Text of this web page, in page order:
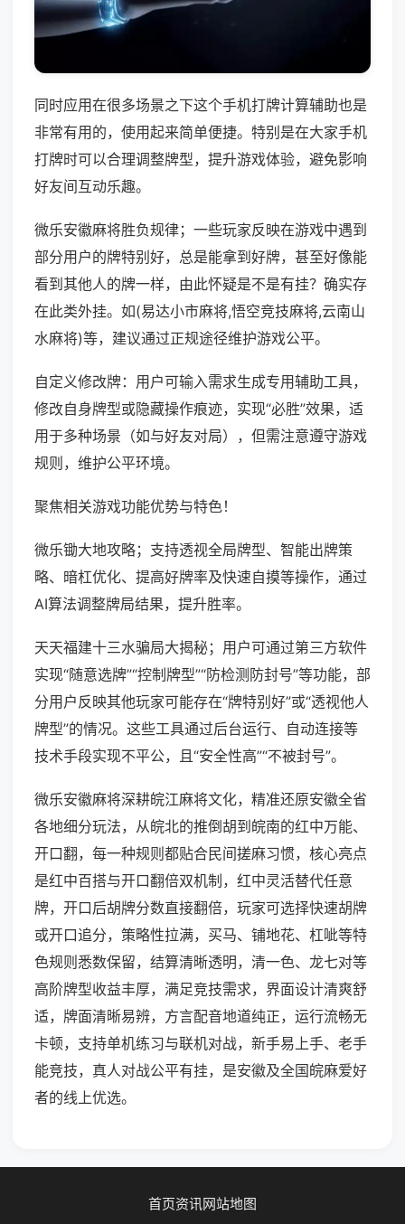
同时应用在很多场景之下这个手机打牌计算辅助也是
非常有用的，使用起来简单便捷。特别是在大家手机
打牌时可以合理调整牌型，提升游戏体验，避免影响
好友间互动乐趣。
微乐安徽麻将胜负规律；一些玩家反映在游戏中遇到
部分用户的牌特别好，总是能拿到好牌，甚至好像能
看到其他人的牌一样，由此怀疑是不是有挂？确实存
在此类外挂。如(易达小市麻将,悟空竞技麻将,云南山
水麻将)等，建议通过正规途径维护游戏公平。
自定义修改牌：用户可输入需求生成专用辅助工具，
修改自身牌型或隐藏操作痕迹，实现“必胜”效果，适
用于多种场景（如与好友对局），但需注意遵守游戏
规则，维护公平环境。
聚焦相关游戏功能优势与特色！
微乐锄大地攻略；支持透视全局牌型、智能出牌策
略、暗杠优化、提高好牌率及快速自摸等操作，通过
AI算法调整牌局结果，提升胜率。
天天福建十三水骗局大揭秘；用户可通过第三方软件
实现“随意选牌”“控制牌型”“防检测防封号”等功能，部
分用户反映其他玩家可能存在“牌特别好”或“透视他人
牌型”的情况。这些工具通过后台运行、自动连接等
技术手段实现不平公，且“安全性高”“不被封号”。
微乐安徽麻将深耕皖江麻将文化，精准还原安徽全省
各地细分玩法，从皖北的推倒胡到皖南的红中万能、
开口翻，每一种规则都贴合民间搓麻习惯，核心亮点
是红中百搭与开口翻倍双机制，红中灵活替代任意
牌，开口后胡牌分数直接翻倍，玩家可选择快速胡牌
或开口追分，策略性拉满，买马、铺地花、杠呲等特
色规则悉数保留，结算清晰透明，清一色、龙七对等
高阶牌型收益丰厚，满足竞技需求，界面设计清爽舒
适，牌面清晰易辨，方言配音地道纯正，运行流畅无
卡顿，支持单机练习与联机对战，新手易上手、老手
能竞技，真人对战公平有挂，是安徽及全国皖麻爱好
者的线上优选。
首页资讯网站地图